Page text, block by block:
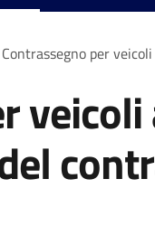
Contrassegno per